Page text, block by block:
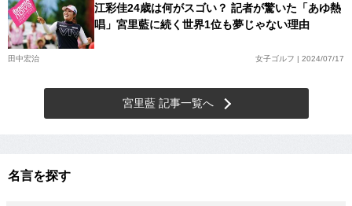
江彩佳24歳は何がスゴい？ 記者が驚いた「あゆ熱
唱」宮里藍に続く世界1位も夢じゃない理由
田中宏治 女子ゴルフ | 2024/07/17
宮里藍 記事一覧へ
名言を探す